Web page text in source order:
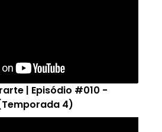
| Episódio #010 -
4)